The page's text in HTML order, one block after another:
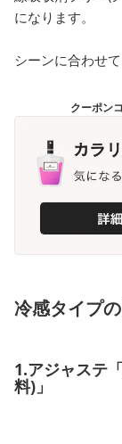
になります。
シーンに合わせ
クーポン
冷感タイプ
1.アジャステ
料)」